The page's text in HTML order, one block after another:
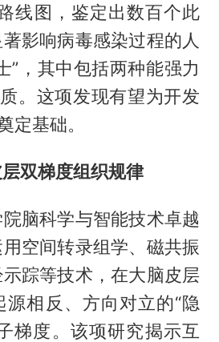
线图，鉴定出数百个此
影响病毒感染过程的人
”，其中包括两种能强力
。这项发现有望为开发
定基础。
双梯度组织规律
脑科学与智能技术卓越
空间转录组学、磁共振
踪等技术，在大脑皮层
源相反、方向对立的“隐
梯度。该项研究揭示互